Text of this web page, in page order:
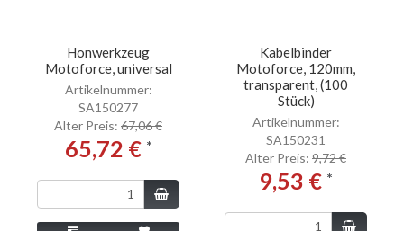
Honwerkzeug
Motoforce, universal
Artikelnummer:
SA150277
Alter Preis: 67,06 €
65,72 € *
Kabelbinder
Motoforce, 120mm,
transparent, (100
Stück)
Artikelnummer:
SA150231
Alter Preis: 9,72 €
9,53 € *